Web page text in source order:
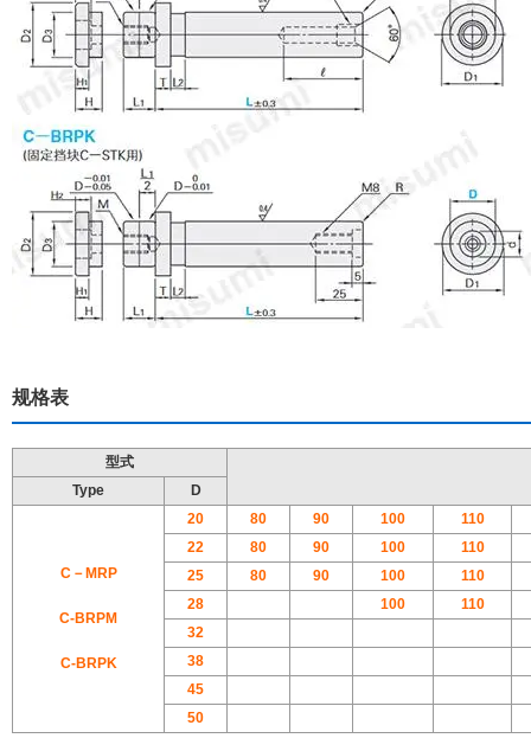
规格表
型式
Type
D
C－MRP
C-BRPM
C-BRPK
20 80 90 100
110
22
80 90 100
110
25
80 90 100
110
28
100
110
32
38
45
50